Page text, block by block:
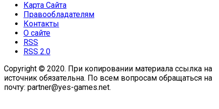
Карта Сайта
Правообладателям
Контакты
О сайте
RSS
RSS 2.0
Copyright © 2020. При копировании материала ссылка на
источник обязательна. По всем вопросам обращаться на
почту: partner@yes-games.net.